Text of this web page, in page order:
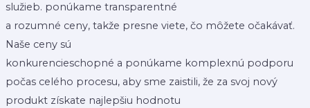
služieb. ponúkame transparentné
a rozumné ceny, takže presne viete, čo môžete očakávať.
Naše ceny sú
konkurencieschopné a ponúkame komplexnú podporu
počas celého procesu, aby sme zaistili, že za svoj nový
produkt získate najlepšiu hodnotu